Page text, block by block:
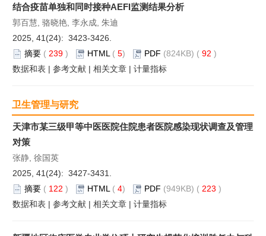
结合疫苗单独和同时接种AEFI监测结果分析
郭百慧, 骆晓艳, 李永成, 朱迪
2025, 41(24): 3423-3426.
摘要 ( 239 ) HTML ( 5) PDF (824KB) ( 92 )
数据和表 | 参考文献 | 相关文章 | 计量指标
卫生管理与研究
天津市某三级甲等中医医院住院患者医院感染现状调查及管理
对策
张静, 徐国英
2025, 41(24): 3427-3431.
摘要 ( 122 ) HTML ( 4) PDF (949KB) ( 223 )
数据和表 | 参考文献 | 相关文章 | 计量指标